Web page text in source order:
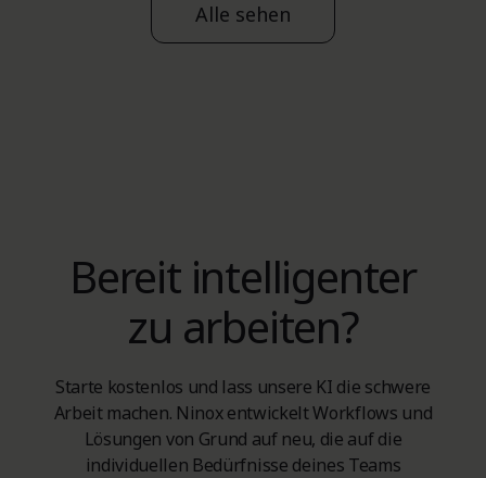
Alle sehen
Bereit intelligenter
zu arbeiten?
Starte kostenlos und lass unsere KI die schwere
Arbeit machen. Ninox entwickelt Workflows und
Lösungen von Grund auf neu, die auf die
individuellen Bedürfnisse deines Teams